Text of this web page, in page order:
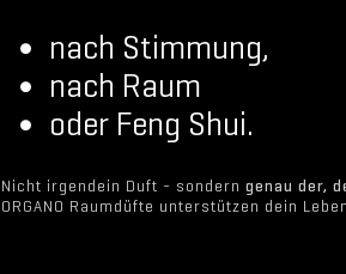
nach Stimmung,
nach Raum
oder Feng Shui.
Nicht irgendein Duft - sonderngenau der,
ORGANO Raumdüfte unterstützen dein